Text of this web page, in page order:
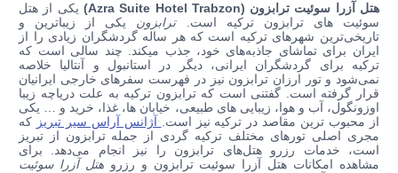
هتل آزرا سوئیت ترابزون (Azra Suite Hotel Trabzon)
یکی از هتل‌
سوئیت های ترابزون ترکیه است.ترابزون یکی از زیباترین و
تاریخی‌ترین شهرهای ترکیه است که هر ساله گردشگران زیادی را از
ایران برای تماشای جاذبه‌های خود، جذب میکند. چند سالی است که
ترکیه برای گردشگران ایرانی، دیگر در استانبول و آنتالیا خلاصه
نمی‌شود و تور ارزان ترابزون نیز در فهرست سفرهای خارجی ایرانیان
قرار گرفته است. گفتنی است که ترابزون ترکیه به علت دریاچه زیبا
اوزونگول، آب و هوا، زیبایی های طبیعی، خیابان ها، غذا، خرید و … یکی
از محبوب ترین مقاصد در ترکیه نیز است.
آژانس آراس سیر تبریز که
مجری اصلی تورهای مختلف ترکیه گردی از جمله ترابزون از تبریز
است، خدمات رزرو هتل‌های ترابزون را نیز انجام می‌دهد. برای
مشاهده امکانات هتل آزرا سوئیت ترابزون و رزرو هتل آزرا سوئیت